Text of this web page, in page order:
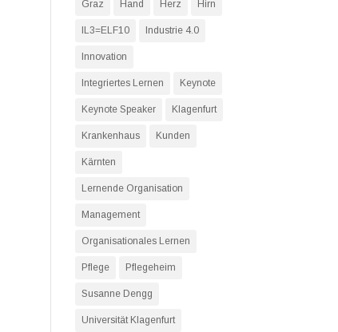
Graz Hand Herz Hirn
IL3=ELF10 Industrie 4.0
Innovation
Integriertes Lernen Keynote
Keynote Speaker Klagenfurt
Krankenhaus Kunden
Kärnten
Lernende Organisation
Management
Organisationales Lernen
Pflege Pflegeheim
Susanne Dengg
Universität Klagenfurt